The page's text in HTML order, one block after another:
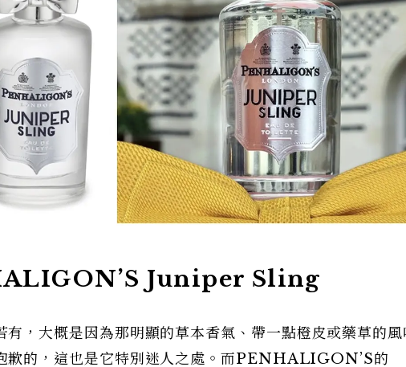
’S Juniper Sling
有，大概是因為那明顯的草本香氣、帶一點橙皮或藥草的
歉的，這也是它特別迷人之處。而PENHALIGON’S的